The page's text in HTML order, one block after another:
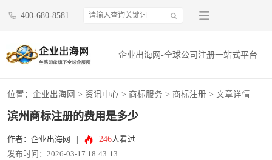
400-680-8581
企业出海网-全球公司注册一站式平台
位置： 企业出海网 > 资讯中心 > 商标服务 > 商标注册 > 文章详情
滨州商标注册的费用是多少
作者：企业出海网 246人看过
发布时间：2026-03-17 18:43:13